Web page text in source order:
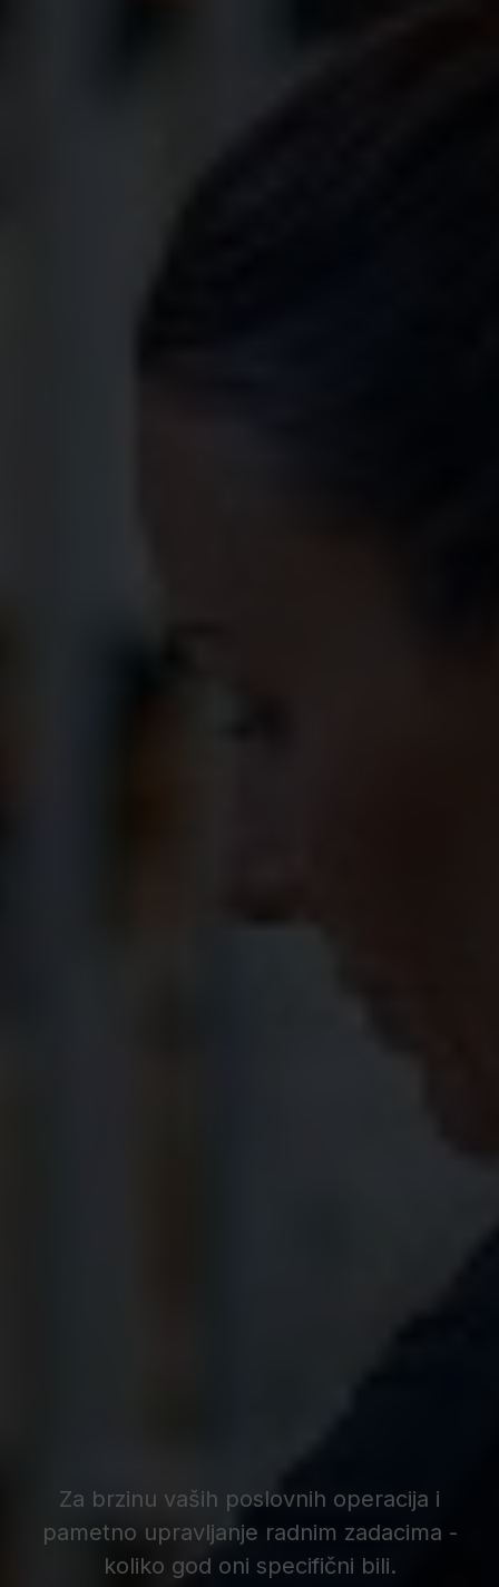
Za brzinu vaših poslovnih operacija i
pametno upravljanje radnim zadacima -
koliko god oni specifični bili.